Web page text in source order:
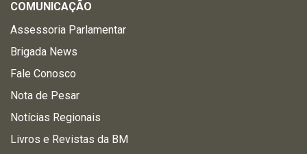
COMUNICAÇÃO
Assessoria Parlamentar
Brigada News
Fale Conosco
Nota de Pesar
Notícias Regionais
Livros e Revistas da BM